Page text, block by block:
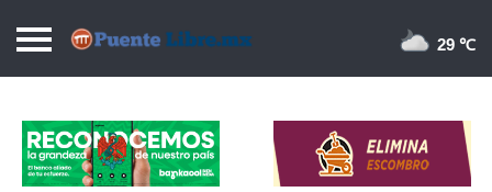
Puentelibre.mx
Local
Nacional
29 ℃